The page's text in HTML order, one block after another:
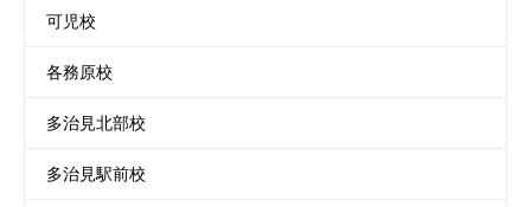
可児校
各務原校
多治見北部校
多治見駅前校